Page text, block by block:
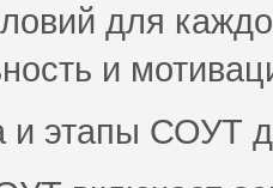
для
и
и этапы СОУТ